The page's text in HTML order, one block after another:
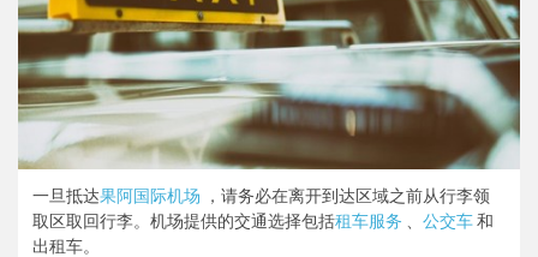
一旦抵达果阿国际机场 ，请务必在离开到达区域之前从行李领
取区取回行李。机场提供的交通选择包括租车服务 公交车和
出租车。